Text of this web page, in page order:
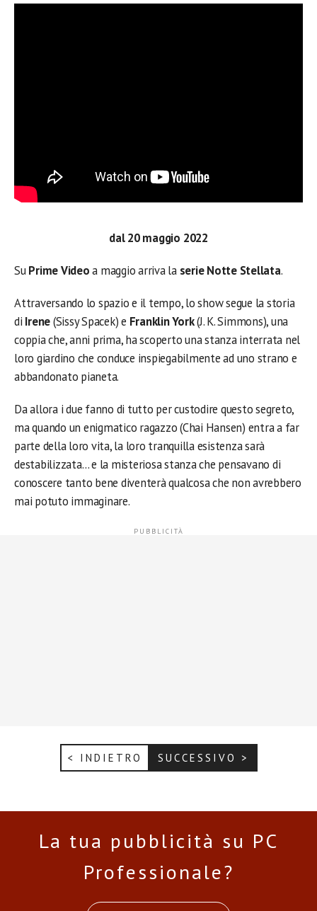
dal 20 maggio 2022
SuPrime Videoa maggio arriva la serie Notte Stellata.
Attraversando lo spazio e il tempo, lo show segue la storia
di Irene(Sissy Spacek) e Franklin York(J. K. Simmons), una
coppia che, anni prima, ha scoperto una stanza interrata nel
loro giardino che conduce inspiegabilmente ad uno strano e
abbandonato pianeta.
Da allora i due fanno di tutto per custodire questo segreto,
ma quando un enigmatico ragazzo (Chai Hansen) entra a far
parte della loro vita, la loro tranquilla esistenza sarà
destabilizzata… e la misteriosa stanza che pensavano di
conoscere tanto bene diventerà qualcosa che non avrebbero
mai potuto immaginare.
< INDIETRO SUCCESSIVO >
La tua pubblicità su PC
Professionale?